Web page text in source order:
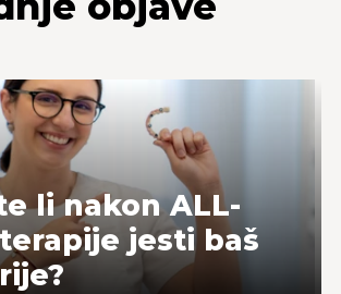
li nakon ALL-
jesti baš